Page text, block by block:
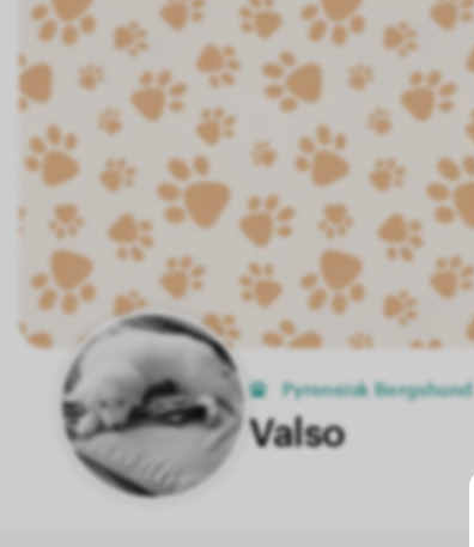
Pyreneisk Bergshund
Valso